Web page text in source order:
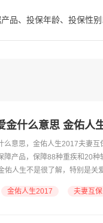
品、投保年龄、投保性别
金什么意思 金佑人
么意思，金佑人生2017夫妻
障产品，保障88种重疾和20
佑人生不是很了解，特别是
金佑人生2017 夫妻互保